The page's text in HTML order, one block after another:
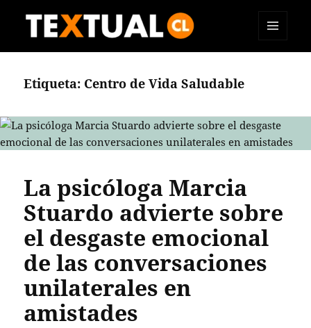
Etiqueta: Centro de Vida Saludable
La psicóloga Marcia
Stuardo advierte sobre
el desgaste emocional
de las conversaciones
unilaterales en
amistades